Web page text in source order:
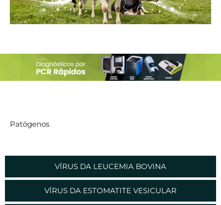
Patógenos
VÍRUS DA LEUCEMIA BOVINA
VÍRUS DA ESTOMATITE VESICULAR